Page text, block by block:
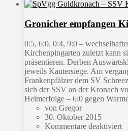
Gronicher empfangen
0:5, 6:0, 0:4, 9:0 –
Kirchenpingarten zuletzt kann
präsentieren. Derben
jeweils Kantersiege. Am
Frankenpfälzer dem SV
sich der SSV an der Kronach
Heimerfolge – 6:0 gegen
von Gregor
30. Oktober 2015
Kommentare deaktiviert